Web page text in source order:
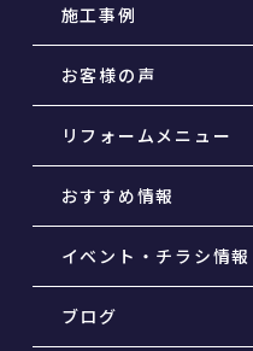
施工事例
お客様の声
リフォームメニュー
おすすめ情報
イベント・チラシ情報
ブログ